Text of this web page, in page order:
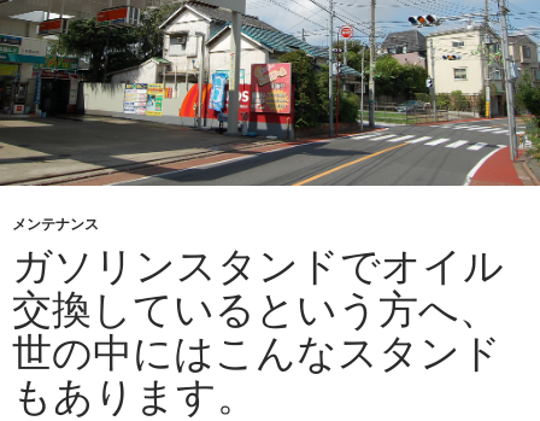
メンテナンス
ガソリンスタンドでオイル
交換しているという方へ、
世の中にはこんなスタンド
もあります。